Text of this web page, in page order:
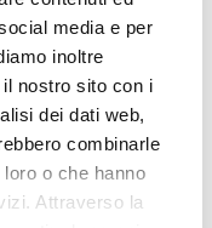
media e per
inoltre
nostro sito con i
dei dati web,
combinarle
o che hanno
Attraverso la
LAN-BR1
in similpelle
struttura in
e braccioli -